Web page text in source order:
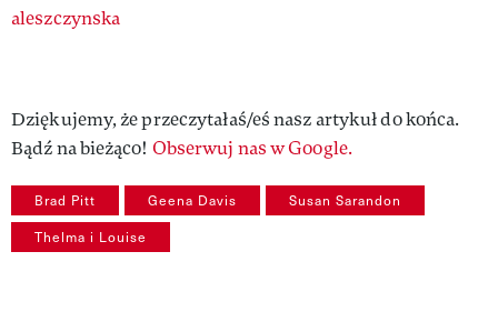
Authors
aleszczynska
Dziękujemy, że przeczytałaś/eś nasz artykuł do końca.
Bądź na bieżąco! Obserwuj nas w Google.
Brad Pitt Geena Davis Susan Sarandon
Thelma i Louise